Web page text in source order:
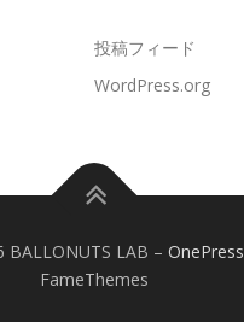
投稿フィード
WordPress.org
LAB – OnePress
FameThemes